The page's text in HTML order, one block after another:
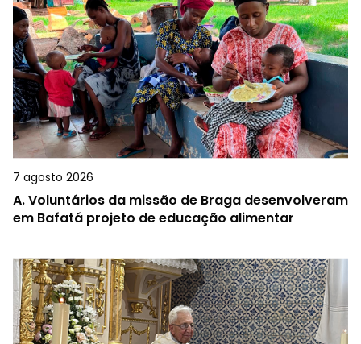
7 agosto 2026
A.Voluntários da missão de Braga desenvolveram
em Bafatá projeto de educação alimentar